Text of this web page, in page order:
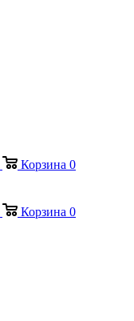
Корзина 0
Корзина 0